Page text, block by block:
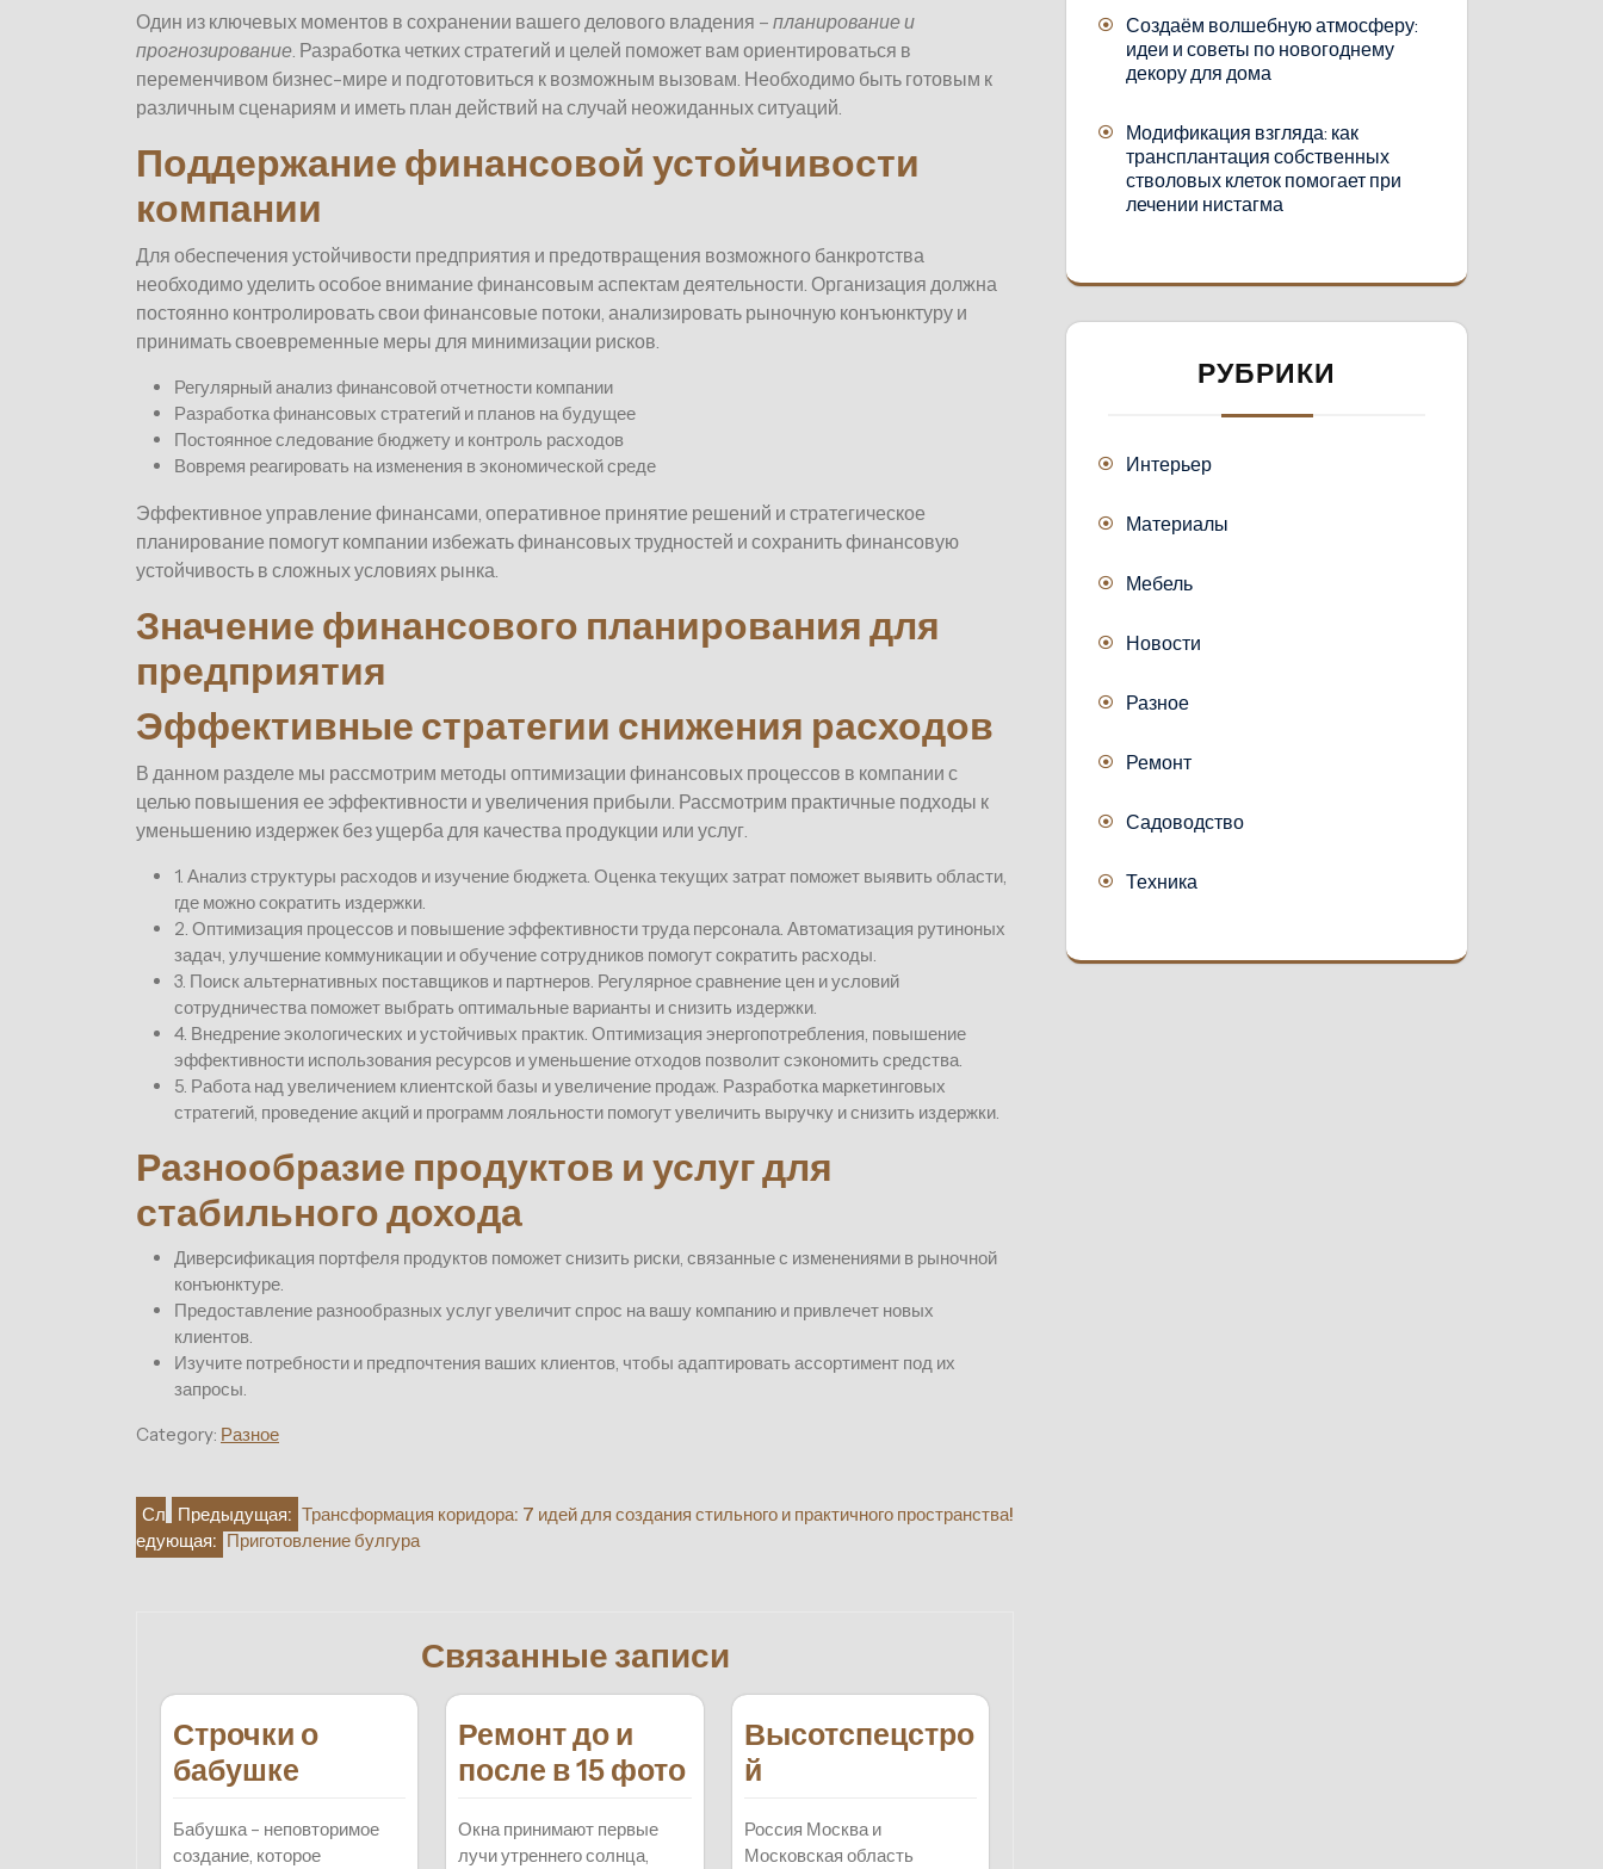
Один из ключевых моментов в сохранении вашего делового владения – планирование и
прогнозирование. Разработка четких стратегий и целей поможет вам ориентироваться в
переменчивом бизнес-мире и подготовиться к возможным вызовам. Необходимо быть готовым к
различным сценариям и иметь план действий на случай неожиданных ситуаций.
Поддержание финансовой устойчивости
компании
Для обеспечения устойчивости предприятия и предотвращения возможного банкротства
необходимо уделить особое внимание финансовым аспектам деятельности. Организация должна
постоянно контролировать свои финансовые потоки, анализировать рыночную конъюнктуру и
принимать своевременные меры для минимизации рисков.
Регулярный анализ финансовой отчетности компании
Разработка финансовых стратегий и планов на будущее
Постоянное следование бюджету и контроль расходов
Вовремя реагировать на изменения в экономической среде
Эффективное управление финансами, оперативное принятие решений и стратегическое
планирование помогут компании избежать финансовых трудностей и сохранить финансовую
устойчивость в сложных условиях рынка.
Значение финансового планирования для
предприятия
Эффективные стратегии снижения расходов
В данном разделе мы рассмотрим методы оптимизации финансовых процессов в компании с
целью повышения ее эффективности и увеличения прибыли. Рассмотрим практичные подходы к
уменьшению издержек без ущерба для качества продукции или услуг.
1. Анализ структуры расходов и изучение бюджета. Оценка текущих затрат поможет выявить области,
где можно сократить издержки.
2. Оптимизация процессов и повышение эффективности труда персонала. Автоматизация рутиноных
задач, улучшение коммуникации и обучение сотрудников помогут сократить расходы.
3. Поиск альтернативных поставщиков и партнеров. Регулярное сравнение цен и условий
сотрудничества поможет выбрать оптимальные варианты и снизить издержки.
4. Внедрение экологических и устойчивых практик. Оптимизация энергопотребления, повышение
эффективности использования ресурсов и уменьшение отходов позволит сэкономить средства.
5. Работа над увеличением клиентской базы и увеличение продаж. Разработка маркетинговых
стратегий, проведение акций и программ лояльности помогут увеличить выручку и снизить издержки.
Разнообразие продуктов и услуг для
стабильного дохода
Диверсификация портфеля продуктов поможет снизить риски, связанные с изменениями в рыночной
конъюнктуре.
Предоставление разнообразных услуг увеличит спрос на вашу компанию и привлечет новых
клиентов.
Изучите потребности и предпочтения ваших клиентов, чтобы адаптировать ассортимент под их
запросы.
Category: Разное
Навигация
по
Предыдущая: Трансформация коридора: 7 идей для создания стильного и практичного пространства!
Сл
едующая: Приготовление булгура
Связанные записи
Строчки о
бабушке
Бабушка – неповторимое
создание, которое
Ремонт до и
после в 15 фото
Окна принимают первые
лучи утреннего солнца,
Высотспецстро
й
Россия Москва и
Московская область
Создаём волшебную атмосферу:
идеи и советы по новогоднему
декору для дома
Модификация взгляда: как
трансплантация собственных
стволовых клеток помогает при
лечении нистагма
РУБРИКИ
Интерьер
Материалы
Мебель
Новости
Разное
Ремонт
Садоводство
Техника